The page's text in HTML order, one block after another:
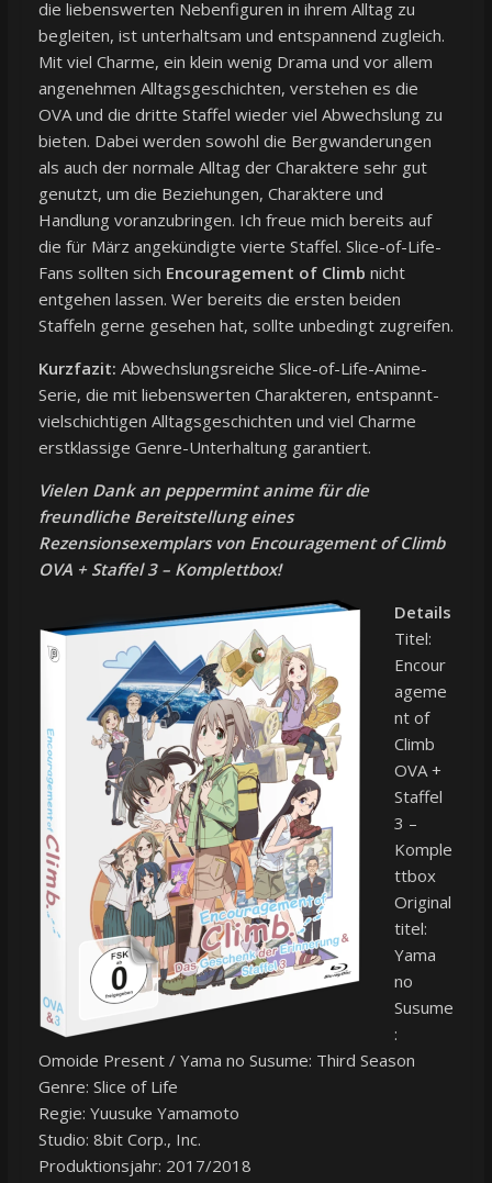
die liebenswerten Nebenfiguren in ihrem Alltag zu
begleiten, ist unterhaltsam und entspannend zugleich.
Mit viel Charme, ein klein wenig Drama und vor allem
angenehmen Alltagsgeschichten, verstehen es die
OVA und die dritte Staffel wieder viel Abwechslung zu
bieten. Dabei werden sowohl die Bergwanderungen
als auch der normale Alltag der Charaktere sehr gut
genutzt, um die Beziehungen, Charaktere und
Handlung voranzubringen. Ich freue mich bereits auf
die für März angekündigte vierte Staffel. Slice-of-Life-
Fans sollten sich Encouragement of Climb nicht
entgehen lassen. Wer bereits die ersten beiden
Staffeln gerne gesehen hat, sollte unbedingt zugreifen.
Kurzfazit: Abwechslungsreiche Slice-of-Life-Anime-
Serie, die mit liebenswerten Charakteren, entspannt-
vielschichtigen Alltagsgeschichten und viel Charme
erstklassige Genre-Unterhaltung garantiert.
Vielen Dank an peppermint anime für die
freundliche Bereitstellung eines
Rezensionsexemplars von Encouragement of Climb
OVA + Staffel 3 – Komplettbox!
Details
Titel:
Encour
ageme
nt of
Climb
OVA +
Staffel
3 –
Komple
ttbox
Original
titel:
Yama
no
Susume
:
Omoide Present / Yama no Susume: Third Season
Genre: Slice of Life
Regie: Yuusuke Yamamoto
Studio: 8bit Corp., Inc.
Produktionsjahr: 2017/2018